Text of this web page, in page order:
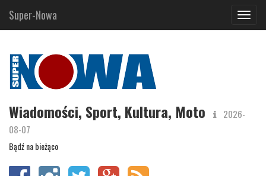
Super-Nowa
Wiadomości, Sport, Kultura, Moto
2026-
08-07
Bądź na bieżąco